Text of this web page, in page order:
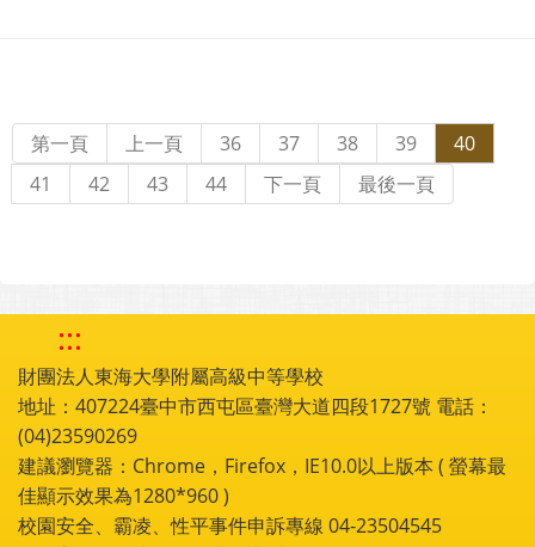
第一頁 上一頁 36 37 38 39
40
41
42 43 44 下一頁 最後一頁
:::
財團法人東海大學附屬高級中等學校
地址：407224臺中市西屯區臺灣大道四段1727號 電話：
(04)23590269
建議瀏覽器：Chrome，Firefox，IE10.0以上版本 ( 螢幕最
佳顯示效果為1280*960 )
校園安全、霸凌、性平事件申訴專線 04-23504545